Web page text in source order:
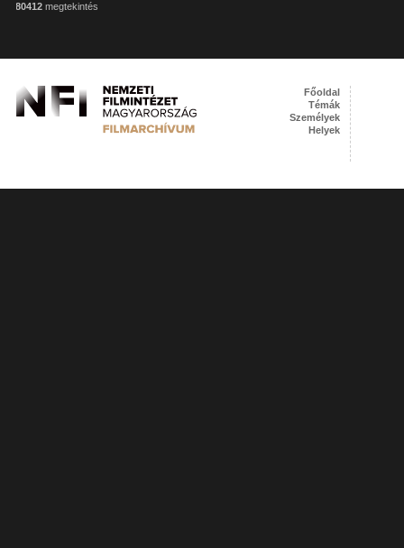
80412 megtekintés
Főoldal
Témák
Személyek
Helyek